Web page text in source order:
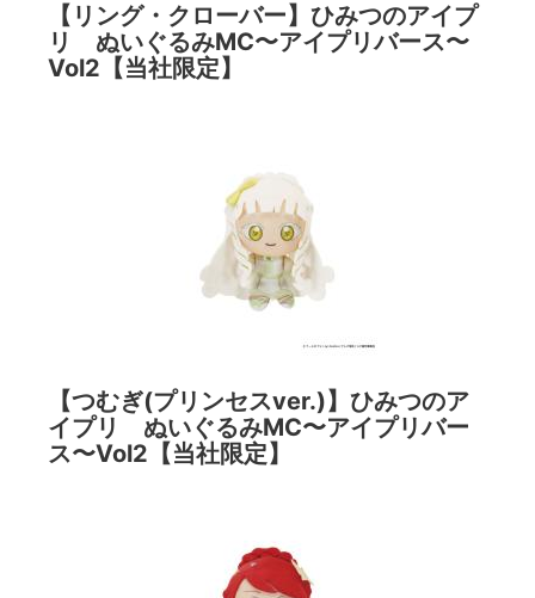
【リング・クローバー】ひみつのアイプ
リ ぬいぐるみMC〜アイプリバース〜
Vol2【当社限定】
【つむぎ(プリンセスver.)】ひみつのア
イプリ ぬいぐるみMC〜アイプリバー
ス〜Vol2【当社限定】